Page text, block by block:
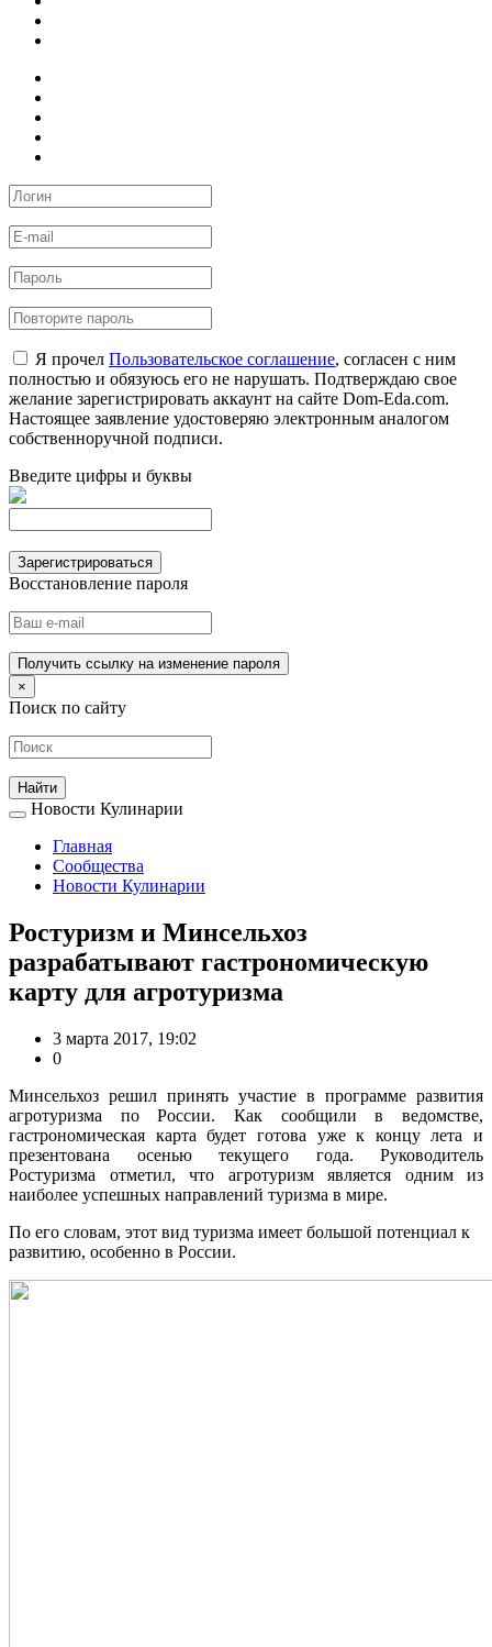
Я прочел Пользовательское соглашение, согласен с ним
полностью и обязуюсь его не нарушать. Подтверждаю свое
желание зарегистрировать аккаунт на сайте Dom-Eda.com.
Настоящее заявление удостоверяю электронным аналогом
собственноручной подписи.
Введите цифры и буквы
Зарегистрироваться
Восстановление пароля
Получить ссылку на изменение пароля
×
Поиск по сайту
Новости Кулинарии
Главная
Сообщества
Новости Кулинарии
Ростуризм и Минсельхоз
разрабатывают гастрономическую
карту для агротуризма
3 марта 2017, 19:02
0
Минсельхоз решил принять участие в программе развития
агротуризма по России. Как сообщили в ведомстве,
гастрономическая карта будет готова уже к концу лета и
презентована осенью текущего года. Руководитель
Ростуризма отметил, что агротуризм является одним из
наиболее успешных направлений туризма в мире.
По его словам, этот вид туризма имеет большой потенциал к
развитию, особенно в России.